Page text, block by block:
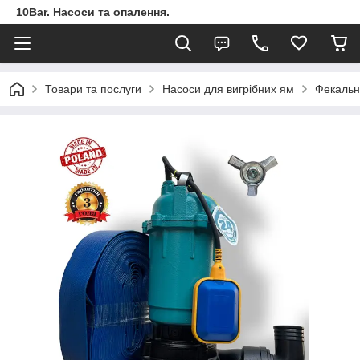
10Bar. Насоси та опалення.
Товари та послуги Насоси для вигрібних ям